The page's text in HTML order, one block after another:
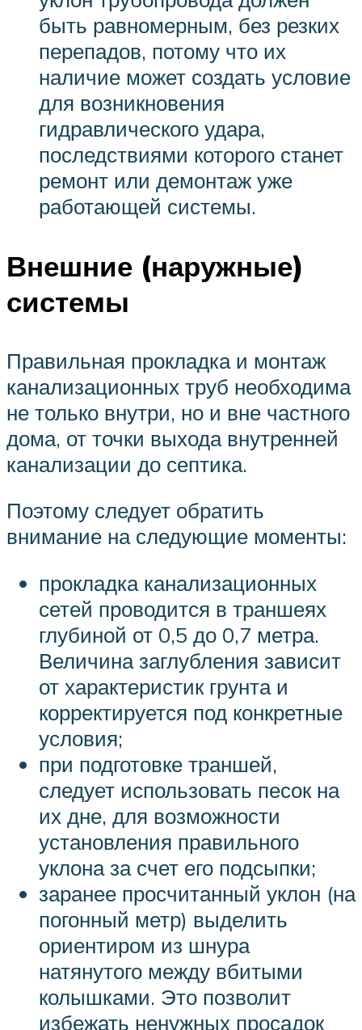
быть равномерным, без резких
перепадов, потому что их
наличие может создать условие
для возникновения
гидравлического удара,
последствиями которого станет
ремонт или демонтаж уже
работающей системы.
Внешние (наружные)
системы
Правильная прокладка и монтаж
канализационных труб необходима
не только внутри, но и вне частного
дома, от точки выхода внутренней
канализации до септика.
Поэтому следует обратить
внимание на следующие моменты:
прокладка канализационных
сетей проводится в траншеях
глубиной от 0,5 до 0,7 метра.
Величина заглубления зависит
от характеристик грунта и
корректируется под конкретные
условия;
при подготовке траншей,
следует использовать песок на
их дне, для возможности
установления правильного
уклона за счет его подсыпки;
заранее просчитанный уклон (на
погонный метр) выделить
ориентиром из шнура
натянутого между вбитыми
колышками. Это позволит
избежать ненужных просадок